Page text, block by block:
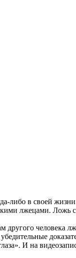
либо в своей
лжецами. Ложь
другого человека
И на